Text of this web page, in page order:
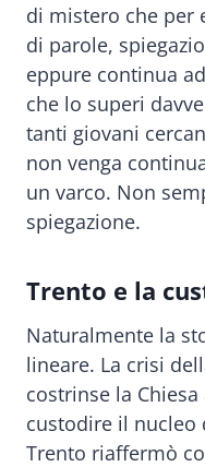
di mistero che per
di parole,
eppure continua
che lo superi
tanti giovani
non venga
un varco. Non
spiegazione.
Trento e la
Naturalmente la
lineare. La crisi
costrinse la
custodire il nucleo
Trento riaffermò